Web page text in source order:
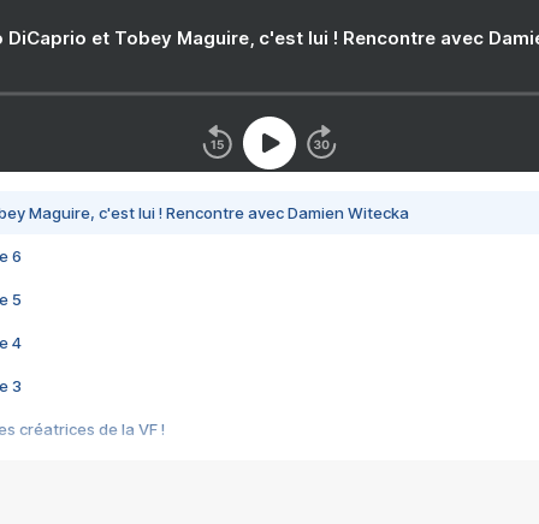
DiCaprio et Tobey Maguire, c'est lui ! Rencontre avec
Maguire, c'est lui ! Rencontre avec Damien Witecka
6
5
4
3
créatrices de la VF !